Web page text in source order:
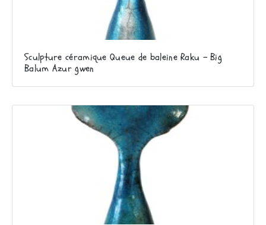
Sculpture céramique Queue de baleine Raku – Big
Balum Azur gwen